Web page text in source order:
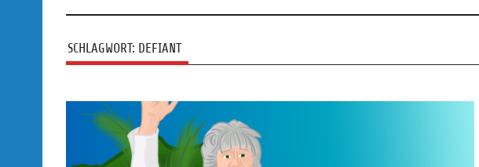
SCHLAGWORT: DEFIANT